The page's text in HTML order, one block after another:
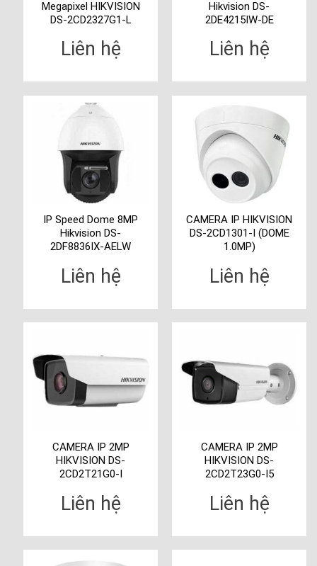
Megapixel HIKVISION
DS-2CD2327G1-L
Liên hệ
Hikvision DS-
2DE4215IW-DE
Liên hệ
IP Speed Dome 8MP
Hikvision DS-
2DF8836IX-AELW
Liên hệ
CAMERA IP HIKVISION
DS-2CD1301-I (DOME
1.0MP)
Liên hệ
CAMERA IP 2MP
HIKVISION DS-
2CD2T21G0-I
Liên hệ
CAMERA IP 2MP
HIKVISION DS-
2CD2T23G0-I5
Liên hệ